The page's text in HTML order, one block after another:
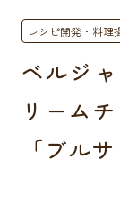
レシピ開発・料理
ベルジ
リーム
「ブル